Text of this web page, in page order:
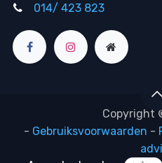
014/ 423 823
Copyright
- Gebruiksvoorwaarden -